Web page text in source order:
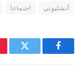
أنشليوتي اجتماعا
فيسبوك تويتر